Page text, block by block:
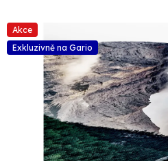
Akce
Exkluzivně na Gario